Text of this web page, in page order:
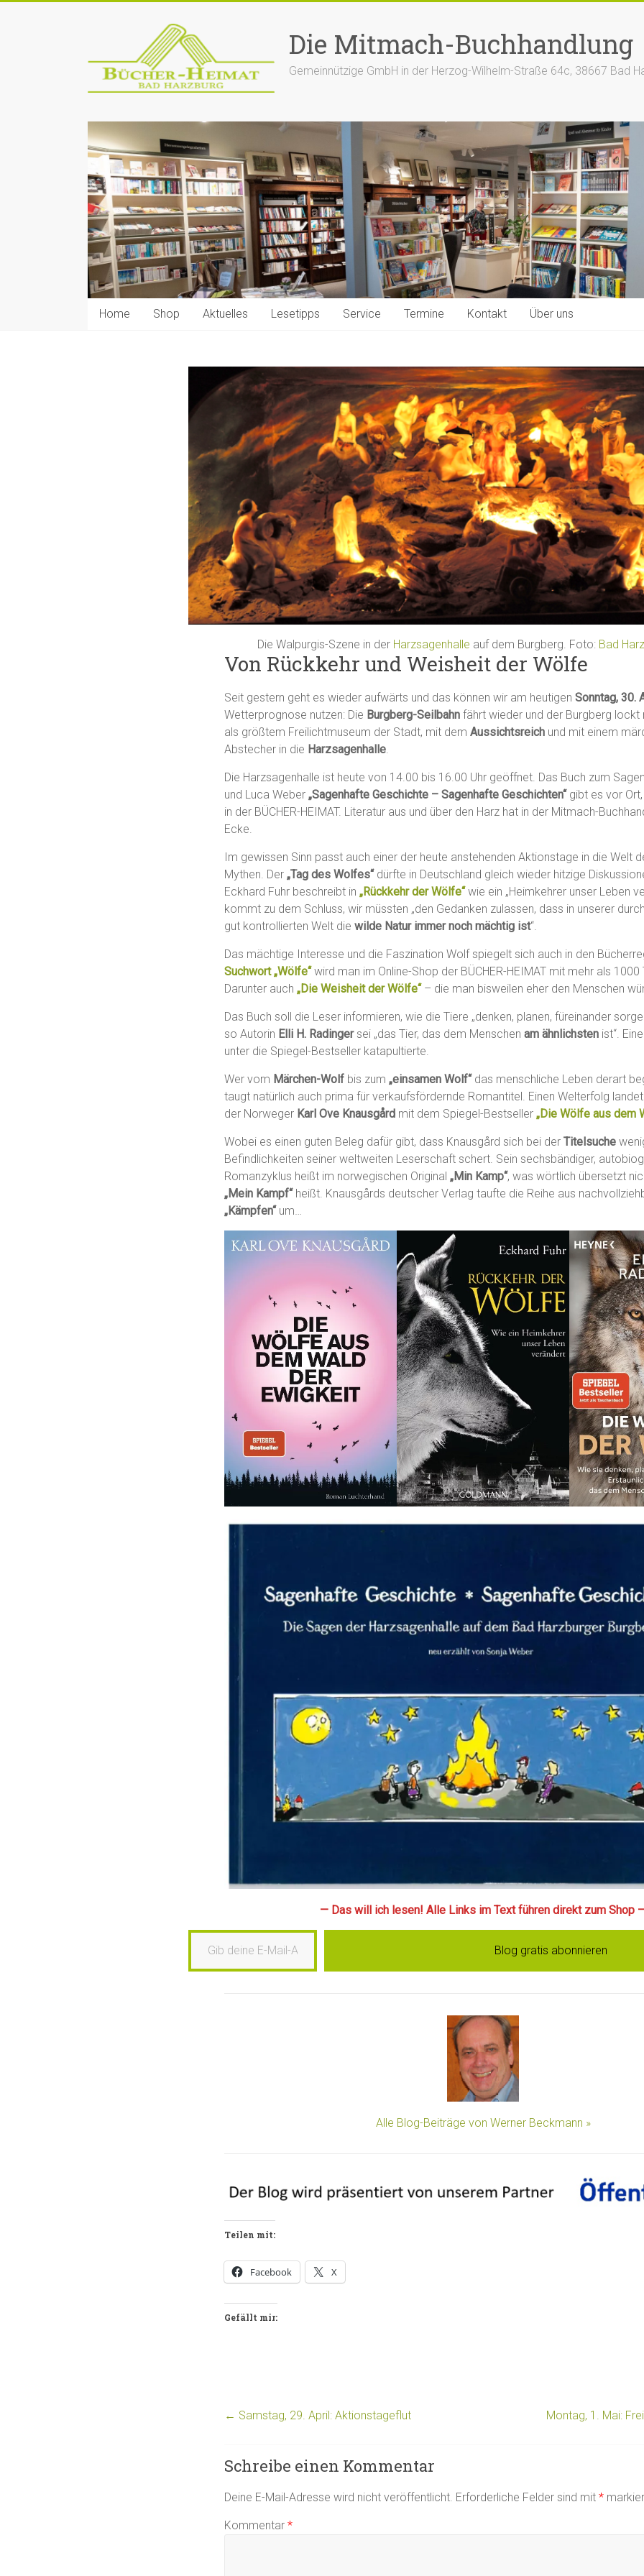
Die Mitmach-Buchhandlung
Gemeinnützige GmbH in der Herzog-Wilhelm-Straße 64c, 38667 Bad
Home Shop Aktuelles Lesetipps Service Termine Kontakt Über uns
Die Walpurgis-Szene in der Harzsagenhalle auf dem Burgberg. Foto: Bad
Von Rückkehr und Weisheit der Wölfe
Seit gestern geht es wieder aufwärts und das können wir am heutigen Sonntag, 30.
Wetterprognose nutzen: Die Burgberg-Seilbahn fährt wieder und der Burgberg
als größtem Freilichtmuseum der Stadt, mit dem Aussichtsreich und mit einem
Abstecher in die Harzsagenhalle
Die Harzsagenhalle ist heute von 14.00 bis 16.00 Uhr geöffnet. Das Buch zum
und Luca Weber „Sagenhafte Geschichte – Sagenhafte Geschichten“gibt es vor
in der BÜCHER-HEIMAT. Literatur aus und über den Harz hat in der Mitmach-
Ecke.
Im gewissen Sinn passt auch einer der heute anstehenden Aktionstage in die Welt
Mythen. Der „Tag des Wolfes“dürfte in Deutschland gleich wieder hitzige
Eckhard Fuhr beschreibt in „Rückkehr der Wölfe“wie ein „Heimkehrer unser Leben
kommt zu dem Schluss, wir müssten „den Gedanken zulassen, dass in unserer
gut kontrollierten Welt die wilde Natur immer noch mächtig ist“.
Das mächtige Interesse und die Faszination Wolf spiegelt sich auch in den
Suchwort „Wölfe“wird man im Online-Shop der BÜCHER-HEIMAT mit mehr als
Darunter auch „Die Weisheit der Wölfe“– die man bisweilen eher den Menschen
Das Buch soll die Leser informieren, wie die Tiere „denken, planen, füreinander
so Autorin Elli H. Radingersei „das Tier, das dem Menschen am ähnlichsten ist“.
unter die Spiegel-Bestseller katapultierte.
Wer vom Märchen-Wolf bis zum „einsamen Wolf“das menschliche Leben derart
taugt natürlich auch prima für verkaufsfördernde Romantitel. Einen Welterfolg
der Norweger Karl Ove Knausgård mit dem Spiegel-Bestseller „Die Wölfe aus dem
Wobei es einen guten Beleg dafür gibt, dass Knausgård sich bei der Titelsuche
Befindlichkeiten seiner weltweiten Leserschaft schert. Sein sechsbändiger,
Romanzyklus heißt im norwegischen Original „Min Kamp“, was wörtlich übersetzt
„Mein Kampf“heißt. Knausgårds deutscher Verlag taufte die Reihe aus
„Kämpfen“um…
— Das will ich lesen! Alle Links im Text führen direkt zum Shop
Gib deine E-Mail-Adresse ein …
Blog gratis abonnieren
Alle Blog-Beiträge von Werner Beckmann »
Teilen mit:
Facebook X
Gefällt mir:
← Samstag, 29. April: Aktionstageflut Montag, 1. Mai:
Schreibe einen Kommentar
Deine E-Mail-Adresse wird nicht veröffentlicht. Erforderliche Felder sind mit *
Kommentar *